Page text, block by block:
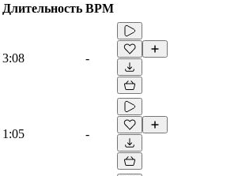
Длительность BPM
3:08 -
1:05 -